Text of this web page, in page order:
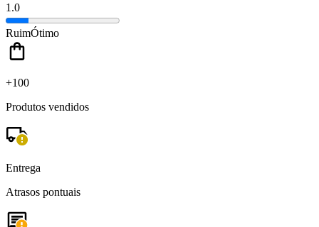
1.0
RuimÓtimo
+100
Produtos vendidos
Entrega
Atrasos pontuais